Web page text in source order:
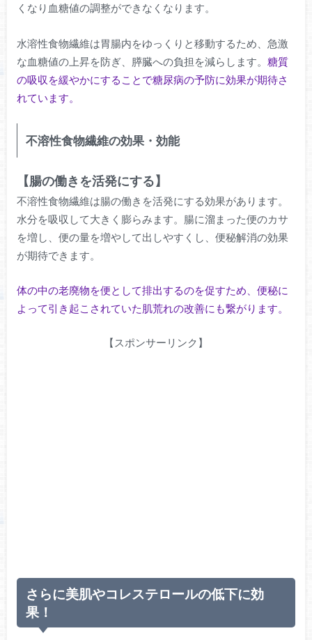
くなり血糖値の調整ができなくなります。
水溶性食物繊維は胃腸内をゆっくりと移動するため、急激
な血糖値の上昇を防ぎ、膵臓への負担を減らします。 糖質
の吸収を緩やかにすることで糖尿病の予防に効果が期待さ
れています。
不溶性食物繊維の効果・効能
【腸の働きを活発にする】
不溶性食物繊維は腸の働きを活発にする効果があります。
水分を吸収して大きく膨らみます。腸に溜まった便のカサ
を増し、便の量を増やして出しやすくし、便秘解消の効果
が期待できます。
体の中の老廃物を便として排出するのを促すため、便秘に
よって引き起こされていた肌荒れの改善にも繋がります。
【スポンサーリンク】
さらに美肌やコレステロールの低下に効
果！